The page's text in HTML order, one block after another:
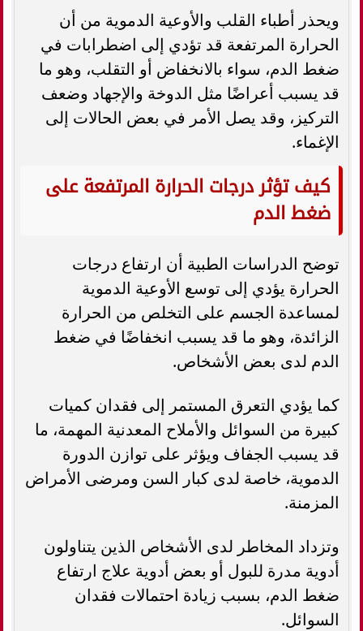
ويحذر أطباء القلب والأوعية الدموية من أن
الحرارة المرتفعة قد تؤدي إلى اضطرابات في
ضغط الدم، سواء بالانخفاض أو التقلب، وهو ما
قد يسبب أعراضًا مثل الدوخة والإجهاد وضعف
التركيز، وقد يصل الأمر في بعض الحالات إلى
الإغماء.
كيف تؤثر درجات الحرارة المرتفعة على
ضغط الدم
توضح الدراسات الطبية أن ارتفاع درجات
الحرارة يؤدي إلى توسع الأوعية الدموية
لمساعدة الجسم على التخلص من الحرارة
الزائدة، وهو ما قد يسبب انخفاضًا في ضغط
الدم لدى بعض الأشخاص.
كما يؤدي التعرق المستمر إلى فقدان كميات
كبيرة من السوائل والأملاح المعدنية المهمة، ما
قد يسبب الجفاف ويؤثر على توازن الدورة
الدموية، خاصة لدى كبار السن ومرضى الأمراض
المزمنة.
وتزداد المخاطر لدى الأشخاص الذين يتناولون
أدوية مدرة للبول أو بعض أدوية علاج ارتفاع
ضغط الدم، بسبب زيادة احتمالات فقدان
السوائل.